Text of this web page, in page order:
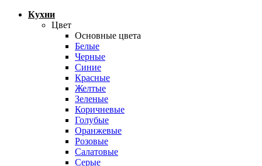
Кухни
Цвет
Основные цвета
Белые
Черные
Синие
Красные
Желтые
Зеленые
Коричневые
Голубые
Оранжевые
Розовые
Салатовые
Серые